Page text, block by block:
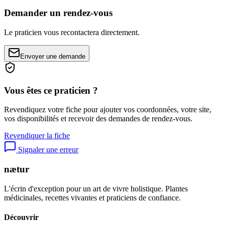
Demander un rendez-vous
Le praticien vous recontactera directement.
Envoyer une demande
Vous êtes ce praticien ?
Revendiquez votre fiche pour ajouter vos coordonnées, votre site,
vos disponibilités et recevoir des demandes de rendez-vous.
Revendiquer la fiche
Signaler une erreur
nætur
L'écrin d'exception pour un art de vivre holistique. Plantes
médicinales, recettes vivantes et praticiens de confiance.
Découvrir